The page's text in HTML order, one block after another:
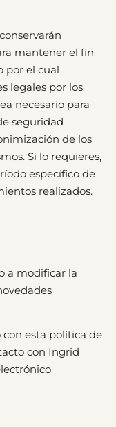
mantener el fin
por el cual
legales por los
necesario para
seguridad
de los
Si lo requieres,
específico de
realizados.
a modificar la
esta política de
con Ingrid